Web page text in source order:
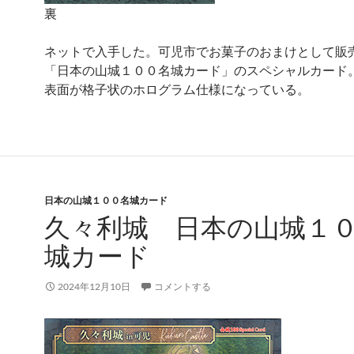
裏
ネットで入手した。可児市でお菓子のおまけとして販
「日本の山城１００名城カード」のスペシャルカード
表面が格子状のホログラム仕様になっている。
日本の山城１００名城カード
久々利城 日本の山城１
城カード
2024年12月10日 コメントする